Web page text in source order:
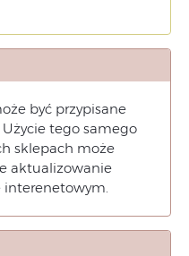
być przypisane
tego samego
sklepach może
aktualizowanie
interenetowym.